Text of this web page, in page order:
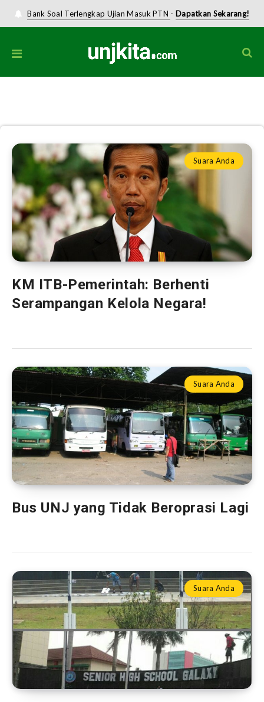
Bank Soal Terlengkap Ujian Masuk PTN - Dapatkan Sekarang!
Suara Anda
KM ITB-Pemerintah: Berhenti
Serampangan Kelola Negara!
Suara Anda
Bus UNJ yang Tidak Beroprasi Lagi
Suara Anda